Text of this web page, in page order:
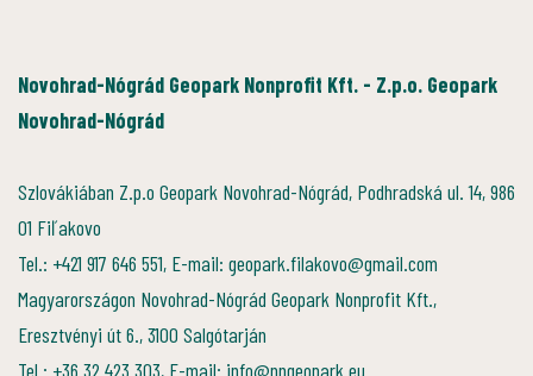
Novohrad-Nógrád Geopark Nonprofit Kft. - Z.p.o. Geopark
Novohrad-Nógrád
Szlovákiában Z.p.o Geopark Novohrad-Nógrád, Podhradská ul. 14, 986
01 Fiľakovo
Tel.: +421 917 646 551, E-mail: geopark.filakovo@gmail.com
Magyarországon Novohrad-Nógrád Geopark Nonprofit Kft.,
Eresztvényi út 6., 3100 Salgótarján
Tel.: +36 32 423 303, E-mail: info@nngeopark.eu